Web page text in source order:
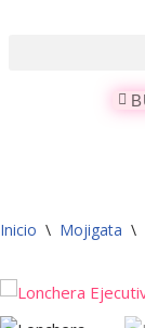
Inicio \ Mojigata \